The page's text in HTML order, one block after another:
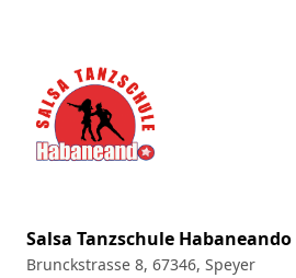
Salsa Tanzschule Habaneando
Brunckstrasse 8, 67346, Speyer